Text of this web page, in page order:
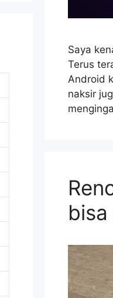
Saya
Terus
Android
naksir